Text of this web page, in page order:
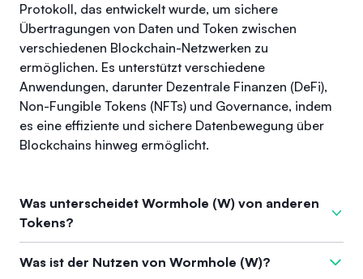
Protokoll, das entwickelt wurde, um sichere
Übertragungen von Daten und Token zwischen
verschiedenen Blockchain-Netzwerken zu
ermöglichen. Es unterstützt verschiedene
Anwendungen, darunter Dezentrale Finanzen (DeFi),
Non-Fungible Tokens (NFTs) und Governance, indem
es eine effiziente und sichere Datenbewegung über
Blockchains hinweg ermöglicht.
Was unterscheidet Wormhole (W) von anderen
Tokens?
Was Wormhole von anderen Tokens abhebt, ist der
Schwerpunkt auf Interoperabilität zwischen verschiedenen
Was ist der Nutzen von Wormhole (W)?